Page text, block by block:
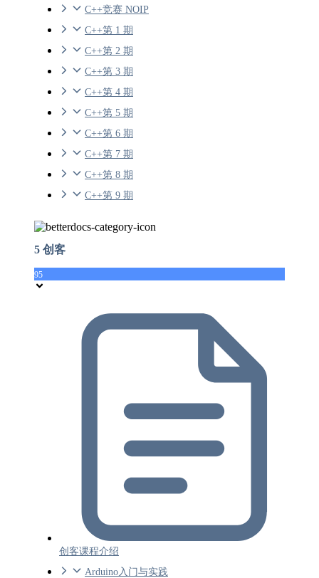
C++竞赛 NOIP
C++第 1 期
C++第 2 期
C++第 3 期
C++第 4 期
C++第 5 期
C++第 6 期
C++第 7 期
C++第 8 期
C++第 9 期
5 创客
95
创客课程介绍
Arduino入门与实践